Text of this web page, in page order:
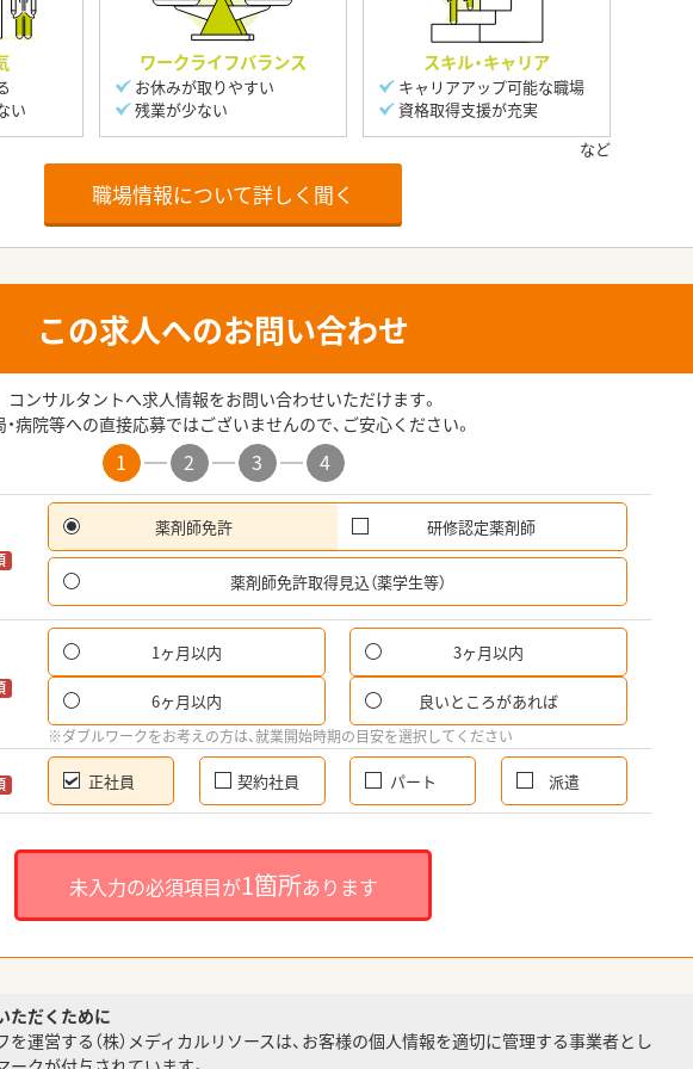
い
ワークライフバランス
お休みが取りやすい
残業が少ない
スキル・キャリア
キャリアアップ可能な職場
資格取得支援が充実
職場情報について詳しく聞く
この求人へのお問い合わせ
コンサルタントへ求人情報をお問い合わせいただけます。
・病院等への直接応募ではございませんので、ご安心ください。
1 2 3 4
薬剤師免許 研修認定薬剤師
薬剤師免許取得見込（薬学生等）
1ヶ月以内 3ヶ月以内
6ヶ月以内 良いところがあれば
※ダブルワークをお考えの方は、就業開始時期の目安を選択してください
正社員 契約社員 パート 派遣
未入力の必須項目が1箇所あります
ただくために
を運営する（株）メディカルリソースは、お客様の個人情報を適切に管理する事業者とし